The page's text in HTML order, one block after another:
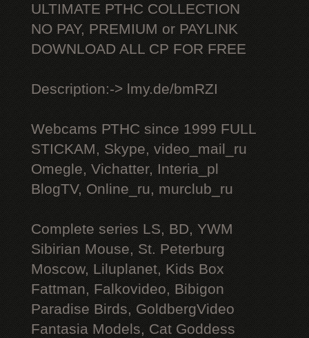
ULTIMATE РТНС COLLECTION
NO PAY, PREMIUM or PAYLINK
DOWNLOAD ALL СР FOR FREE
Description:-> lmy.de/bmRZI
Webcams РТНС since 1999 FULL
STICKAM, Skype, video_mail_ru
Omegle, Vichatter, Interia_pl
BlogTV, Online_ru, murclub_ru
Complete series LS, BD, YWM
Sibirian Mouse, St. Peterburg
Moscow, Liluplanet, Kids Box
Fattman, Falkovideo, Bibigon
Paradise Birds, GoldbergVideo
Fantasia Models, Cat Goddess